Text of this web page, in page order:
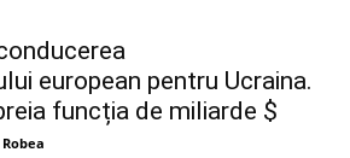
european pentru Ucraina.
funcția de miliarde $